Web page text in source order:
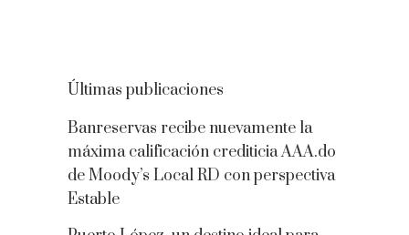
Últimas publicaciones
Banreservas recibe nuevamente la
máxima calificación crediticia AAA.do
de Moody’s Local RD con perspectiva
Estable